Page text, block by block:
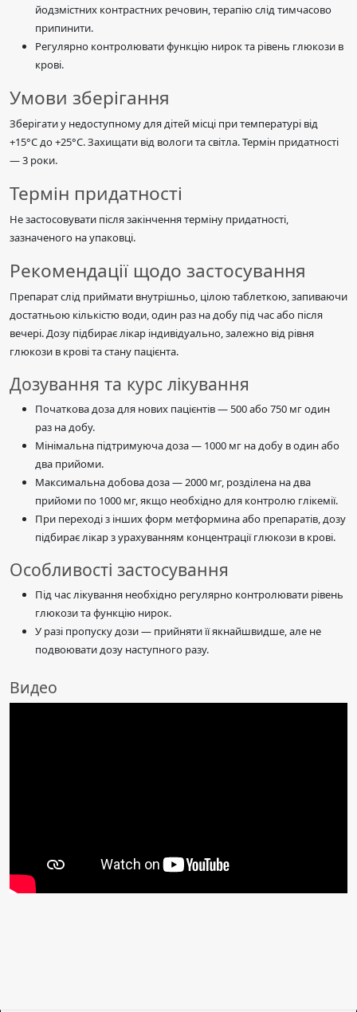
йодзмістних контрастних речовин, терапію слід тимчасово
припинити.
Регулярно контролювати функцію нирок та рівень глюкози в
крові.
Умови зберігання
Зберігати у недоступному для дітей місці при температурі від
+15°C до +25°C. Захищати від вологи та світла. Термін придатності
— 3 роки.
Термін придатності
Не застосовувати після закінчення терміну придатності,
зазначеного на упаковці.
Рекомендації щодо застосування
Препарат слід приймати внутрішньо, цілою таблеткою, запиваючи
достатньою кількістю води, один раз на добу під час або після
вечері. Дозу підбирає лікар індивідуально, залежно від рівня
глюкози в крові та стану пацієнта.
Дозування та курс лікування
Початкова доза для нових пацієнтів — 500 або 750 мг один
раз на добу.
Мінімальна підтримуюча доза — 1000 мг на добу в один або
два прийоми.
Максимальна добова доза — 2000 мг, розділена на два
прийоми по 1000 мг, якщо необхідно для контролю глікемії.
При переході з інших форм метформина або препаратів, дозу
підбирає лікар з урахуванням концентрації глюкози в крові.
Особливості застосування
Під час лікування необхідно регулярно контролювати рівень
глюкози та функцію нирок.
У разі пропуску дози — прийняти її якнайшвидше, але не
подвоювати дозу наступного разу.
Видео